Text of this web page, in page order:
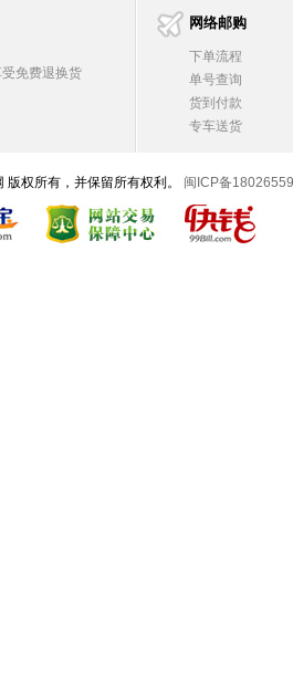
免费退换货
网络邮购
下单流程
单号查询
货到付款
专车送货
权所有，并保留所有权利。 闽ICP备